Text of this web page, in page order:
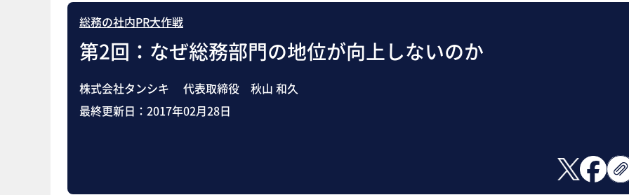
総務の社内PR大作戦
第2回：なぜ総務部門の地位が向上しないのか
株式会社タンシキ 代表取締役 秋山 和久
最終更新日： 2017年02月28日